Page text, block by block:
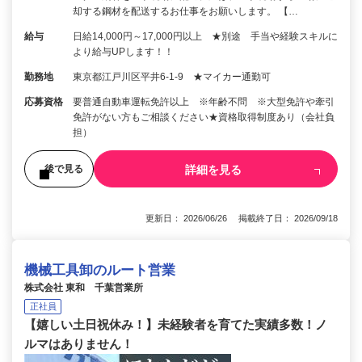
却する鋼材を配送するお仕事をお願いします。 【…
給与
日給14,000円～17,000円以上 ★別途 手当や経験スキルに
より給与UPします！！
勤務地 東京都江戸川区平井6-1-9 ★マイカー通勤可
応募資格
要普通自動車運転免許以上 ※年齢不問 ※大型免許や牽引
免許がない方もご相談ください★資格取得制度あり（会社負
担）
後で見る 詳細を見る
更新日： 2026/06/26 掲載終了日： 2026/09/18
機械工具卸のルート営業
株式会社 東和 千葉営業所
正社員
【嬉しい土日祝休み！】未経験者を育てた実績多数！ノ
ルマはありません！